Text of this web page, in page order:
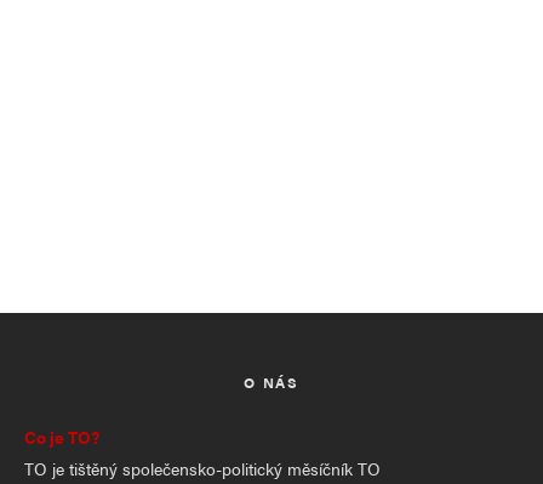
O NÁS
Co je TO?
TO je tištěný společensko-politický měsíčník TO